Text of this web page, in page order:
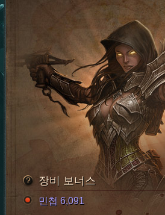
장비 보너스
민첩 6,091